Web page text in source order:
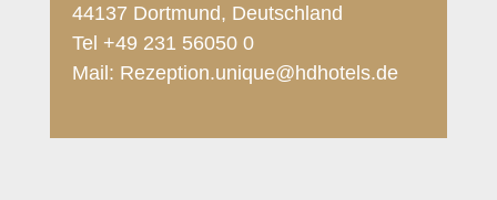
44137 Dortmund, Deutschland
Tel +49 231 56050 0
Mail: Rezeption.unique@hdhotels.de